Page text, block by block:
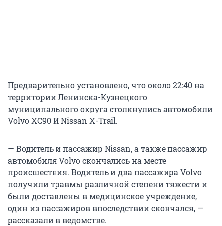
Предварительно установлено, что около 22:40 на
территории Ленинска-Кузнецкого
муниципального округа столкнулись автомобили
Volvo XC90 И Nissan X-Trail.
— Водитель и пассажир Nissan, а также пассажир
автомобиля Volvo скончались на месте
происшествия. Водитель и два пассажира Volvo
получили травмы различной степени тяжести и
были доставлены в медицинское учреждение,
один из пассажиров впоследствии скончался, —
рассказали в ведомстве.